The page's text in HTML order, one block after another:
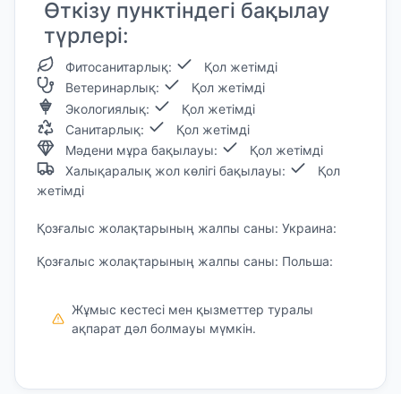
Өткізу пунктіндегі бақылау
түрлері:
Фитосанитарлық:
Қол жетімді
Ветеринарлық:
Қол жетімді
Экологиялық:
Қол жетімді
Санитарлық:
Қол жетімді
Мәдени мұра бақылауы:
Қол жетімді
Халықаралық жол көлігі бақылауы:
Қол
жетімді
Қозғалыс жолақтарының жалпы саны: Украина:
Қозғалыс жолақтарының жалпы саны: Польша:
Жұмыс кестесі мен қызметтер туралы
ақпарат дәл болмауы мүмкін.